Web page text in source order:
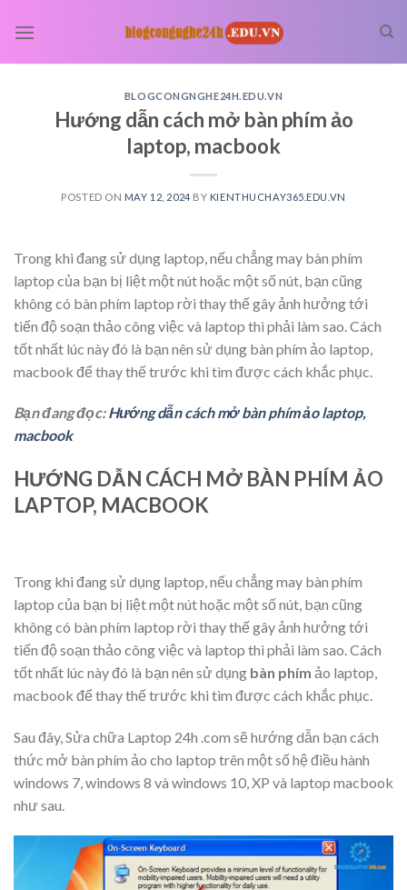
BLOGCONGNGHE24H.EDU.VN
Hướng dẫn cách mở bàn phím ảo
laptop, macbook
POSTED ON MAY 12, 2024 BY KIENTHUCHAY365.EDU.VN
Trong khi đang sử dụng laptop, nếu chẳng may bàn phím
laptop của bạn bị liệt một nút hoặc một số nút, bạn cũng
không có bàn phím laptop rời thay thế gây ảnh hưởng tới
tiến độ soạn thảo công việc và laptop thì phải làm sao. Cách
tốt nhất lúc này đó là bạn nên sử dụng bàn phím ảo laptop,
macbook để thay thế trước khi tìm được cách khắc phục.
Bạn đang đọc:Hướng dẫn cách mở bàn phím ảo laptop,
macbook
HƯỚNG DẪN CÁCH MỞ BÀN PHÍM ẢO
LAPTOP, MACBOOK
Trong khi đang sử dụng laptop, nếu chẳng may bàn phím
laptop của bạn bị liệt một nút hoặc một số nút, bạn cũng
không có bàn phím laptop rời thay thế gây ảnh hưởng tới
tiến độ soạn thảo công việc và laptop thì phải làm sao. Cách
tốt nhất lúc này đó là bạn nên sử dụng bàn phím ảo laptop,
macbook để thay thế trước khi tìm được cách khắc phục.
Sau đây, Sửa chữa Laptop 24h .com sẽ hướng dẫn bạn cách
thức mở bàn phím ảo cho laptop trên một số hệ điều hành
windows 7, windows 8 và windows 10, XP và laptop macbook
như sau.